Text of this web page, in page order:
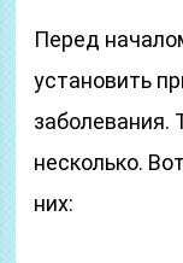
Перед
установить
заболевания.
несколько.
них: